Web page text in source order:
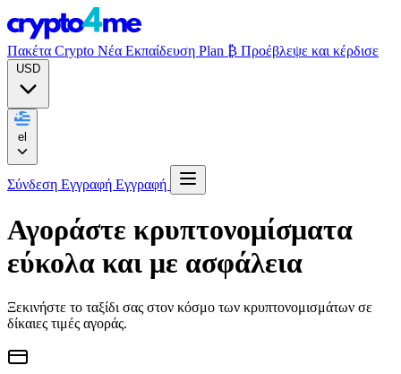
Πακέτα Crypto Νέα Εκπαίδευση Plan ₿ Προέβλεψε και κέρδισε
Σύνδεση Εγγραφή Εγγραφή
Αγοράστε κρυπτονομίσματα
εύκολα και με ασφάλεια
Ξεκινήστε το ταξίδι σας στον κόσμο των κρυπτονομισμάτων σε
δίκαιες τιμές αγοράς.